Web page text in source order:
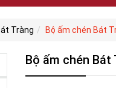
Tràng Bộ ấm chén Bát
Bộ ấm chén Bát